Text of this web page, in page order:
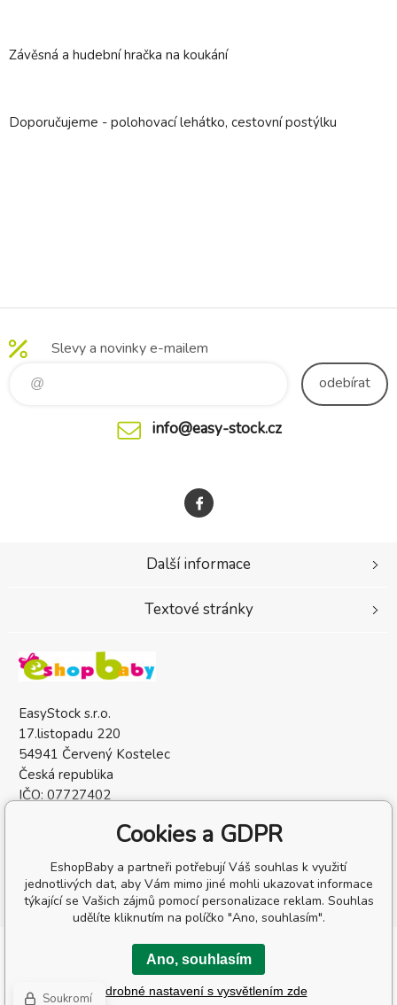
Závěsná a hudební hračka na koukání
Doporučujeme - polohovací lehátko, cestovní postýlku
Slevy a novinky e-mailem
odebírat
info@easy-stock.cz
EasyStock s.r.o.
17.listopadu 220
54941 Červený Kostelec
Česká republika
IČO: 07727402
Další informace
Textové stránky
Copyright © 2026 EasyStock s.r.o.
Všechna práva vyhrazena.
Tvorba a pronájem eshopů BINARGON.cz-Mapa stránek
Cookies a GDPR
EshopBaby a partneři potřebují Váš souhlas k využití
jednotlivých dat, aby Vám mimo jiné mohli ukazovat informace
týkající se Vašich zájmů pomocí personalizace reklam. Souhlas
udělíte kliknutím na políčko "Ano, souhlasím".
Ano, souhlasím
Podrobné nastavení s vysvětlením zde
Soukromí